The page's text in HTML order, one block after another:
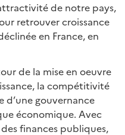
de notre pays,
retrouver croissance
en France, en
de la mise en oeuvre
la compétitivité
d’une gouvernance
économique. Avec
finances publiques,